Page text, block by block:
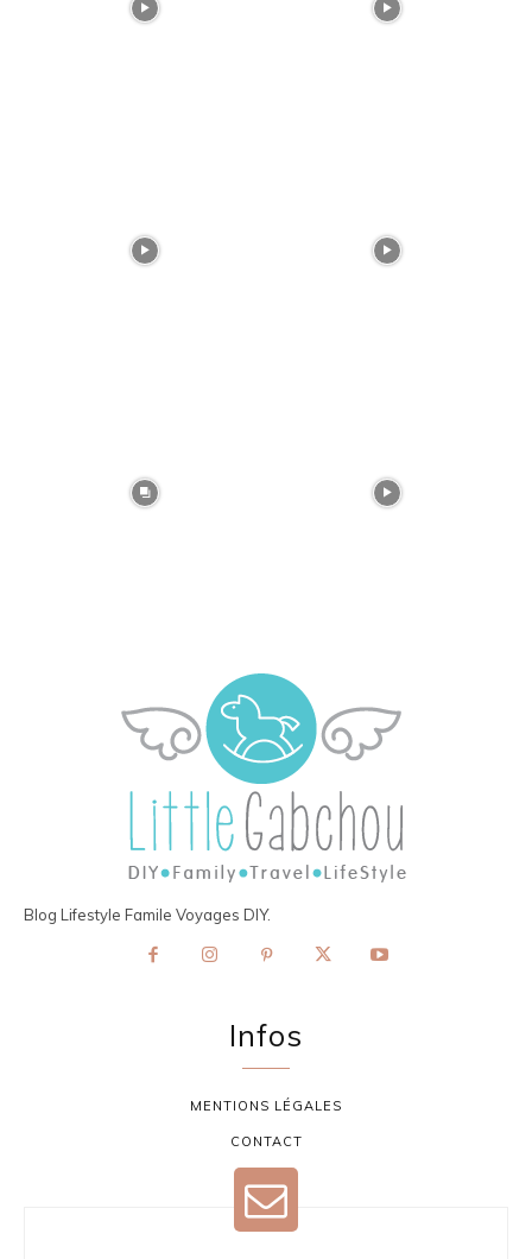
Blog Lifestyle Famile Voyages DIY.
Infos
MENTIONS LÉGALES
CONTACT